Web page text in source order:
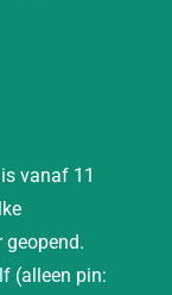
vanaf 11
(alleen pin: